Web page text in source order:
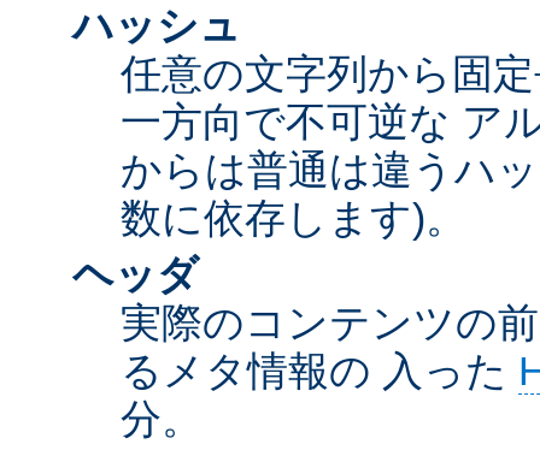
ハッシュ
任意の文字列から固
一方向で不可逆な ア
からは普通は違うハ
数に依存します)。
ヘッダ
実際のコンテンツの
るメタ情報の 入った
分。